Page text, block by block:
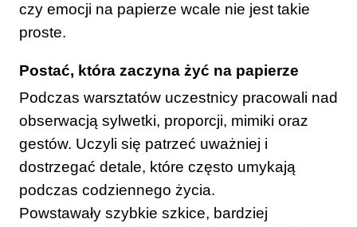
czy emocji na papierze wcale nie jest takie
proste.
Postać, która zaczyna żyć na papierze
Podczas warsztatów uczestnicy pracowali nad
obserwacją sylwetki, proporcji, mimiki oraz
gestów. Uczyli się patrzeć uważniej i
dostrzegać detale, które często umykają
podczas codziennego życia.
Powstawały szybkie szkice, bardziej